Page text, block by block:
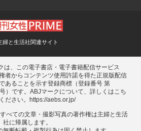
婦と生活社関連サイト
は、この電子書店・電子書籍配信サービス
者からコンテンツ使用許諾を得た正規版配信
あることを示す登録商標（登録番号 第
）です。ABJマークについて、詳しくはこち
ださい。
https://aebs.or.jp/
べての⽂章・撮影写真の著作権は主婦と⽣活
社に帰属します。